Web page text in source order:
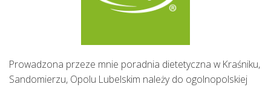
Prowadzona przeze mnie poradnia dietetyczna w Kraśniku,
Sandomierzu, Opolu Lubelskim należy do ogolnopolskiej